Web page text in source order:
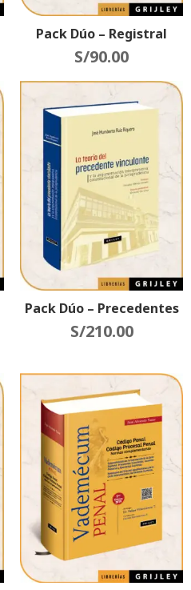
Pack Dúo – Registral
S/90.00
Pack Dúo – Precedentes
S/210.00